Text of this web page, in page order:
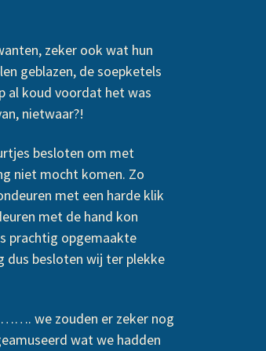
zeker ook wat hun
geblazen, de soepketels
al koud voordat het was
nietwaar?!
besloten om met
niet mocht komen. Zo
met een harde klik
met de hand kon
prachtig opgemaakte
besloten wij ter plekke
we zouden er zeker nog
wat we hadden